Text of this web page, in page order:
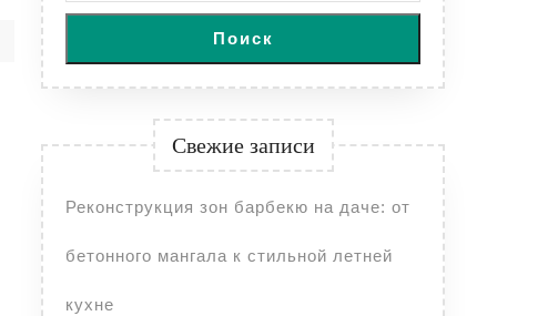
Поиск
Свежие записи
Реконструкция зон барбекю на даче: от
бетонного мангала к стильной летней
кухне